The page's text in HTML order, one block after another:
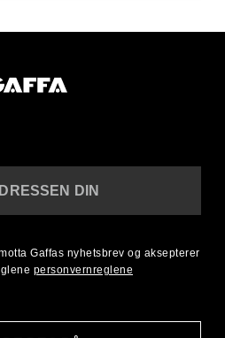
DIN
Gaffas nyhetsbrev og aksepterer
personvernreglene